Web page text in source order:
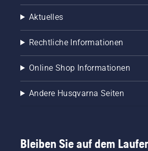
Aktuelles
Rechtliche Informationen
Online Shop Informationen
Andere Husqvarna Seiten
Bleiben Sie auf dem